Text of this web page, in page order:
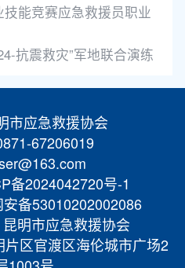
技能竞赛应急救援员职业
抗震救灾”军地联合演练
市应急救援协会
67206019
备2024042720号-1
备53010202002086
明市应急救援协会
区官渡区海伦城市广场2